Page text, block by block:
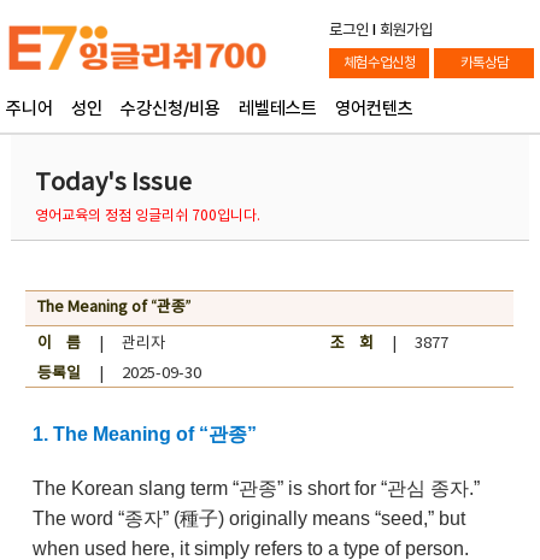
로그인 l 회원가입
체험수업신청 카톡상담
주니어 성인 수강신청/비용 레벨테스트 영어컨텐츠
Today's Issue
영어교육의 정점 잉글리쉬 700입니다.
The Meaning of “관종”
이 름| 관리자 조 회
| 3877
등록일| 2025-09-30
1. The Meaning of “관종”
The Korean slang term “관종” is short for “관심 종자.”
The word “종자” (種子) originally means “seed,” but
when used here, it simply refers to a type of person.